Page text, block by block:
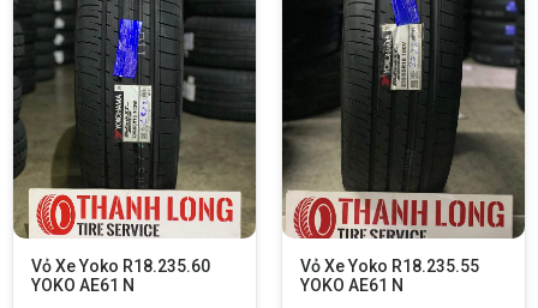
Vỏ Xe Yoko R18.235.60
YOKO AE61 N
Vỏ Xe Yoko R18.235.55
YOKO AE61 N